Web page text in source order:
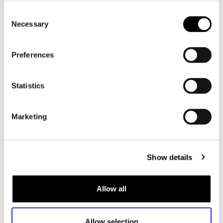
Selection
Necessary
Preferences
Statistics
Marketing
Show details
Allow all
Allow selection
Motorpak dames
Motorhelm dames
Motorhandschoenen dames
Maattabel